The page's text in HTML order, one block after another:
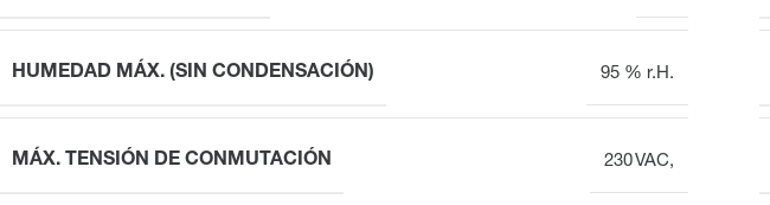
HUMEDAD MÁX. (SIN CONDENSACIÓN) 95 % r.H.
MÁX. TENSIÓN DE CONMUTACIÓN 230 VAC,